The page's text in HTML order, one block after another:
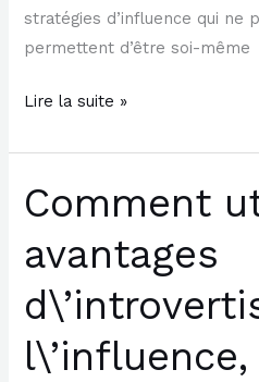
stratégies d’influence qui ne
permettent d’être soi-même
Lire la suite »
Comment
avantages
Comment
utiliser
vos
d\’introvertis
dans
l\’influence,